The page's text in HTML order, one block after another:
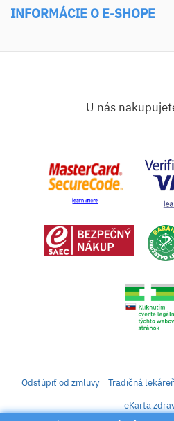
INFORMÁCIE O E-SHOPE
U nás
Odstúpiť od zmluvy Tradičná
eKarta